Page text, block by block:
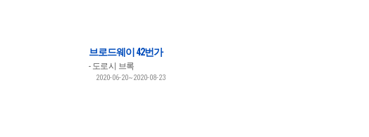
브로드웨이 42번가
도로시 브록
2020-06-20~2020-08-23